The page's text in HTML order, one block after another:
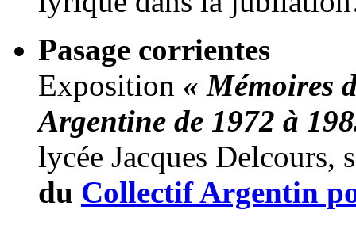
Pasage corrientes
Exposition « Mémoires
Argentine de 1972 à
lycée Jacques Delcours,
du Collectif Argentin